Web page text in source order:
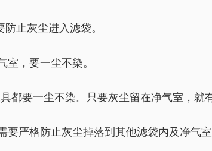
止灰尘进入滤袋。
，要一尘不染。
都要一尘不染。只要灰尘留在净气室，就
严格防止灰尘掉落到其他滤袋内及净气室